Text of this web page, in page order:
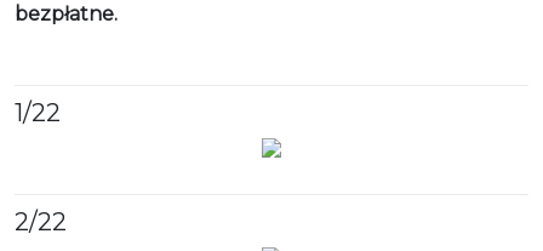
bezpłatne.
1/22
2/22